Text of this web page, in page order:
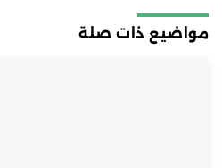
مواضيع ذات صلة